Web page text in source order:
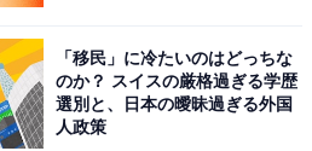
「移民」に冷たいのはどっちな
のか？ スイスの厳格過ぎる学歴
選別と、日本の曖昧過ぎる外国
人政策